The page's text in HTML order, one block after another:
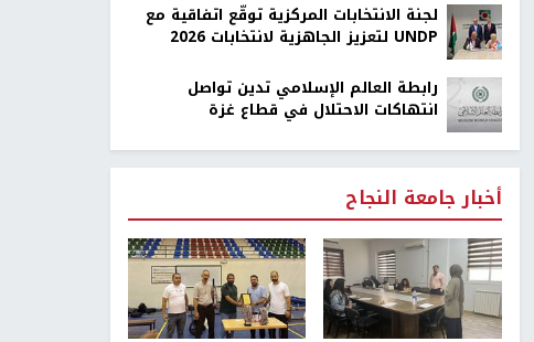
لجنة الانتخابات المركزية توقّع اتفاقية مع
UNDP لتعزيز الجاهزية لانتخابات 2026
رابطة العالم الإسلامي تدين تواصل
انتهاكات الاحتلال في قطاع غزة
أخبار جامعة النجاح